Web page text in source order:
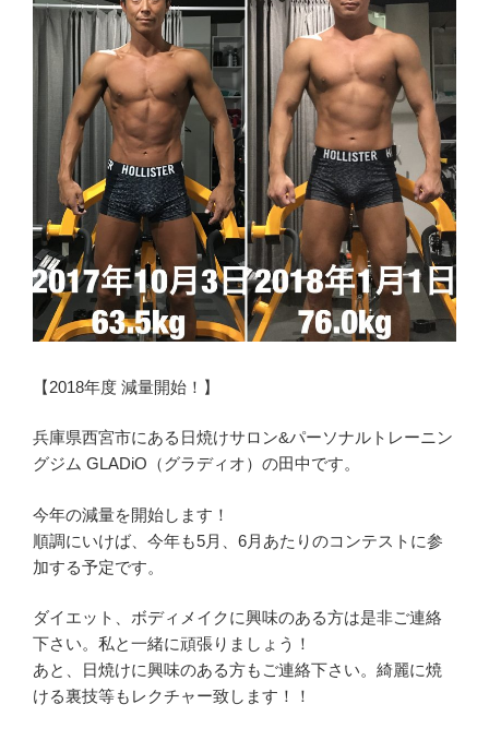
【2018年度 減量開始！】
兵庫県西宮市にある日焼けサロン&パーソナルトレーニン
グジム GLADiO（グラディオ）の田中です。
今年の減量を開始します！
順調にいけば、今年も5月、6月あたりのコンテストに参
加する予定です。
ダイエット、ボディメイクに興味のある方は是非ご連絡
下さい。私と一緒に頑張りましょう！
あと、日焼けに興味のある方もご連絡下さい。綺麗に焼
ける裏技等もレクチャー致します！！